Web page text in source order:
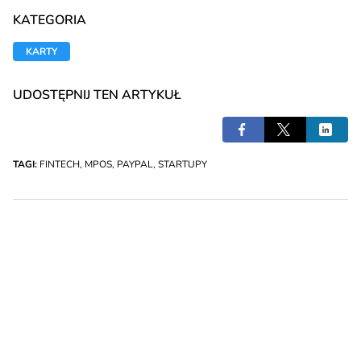
KATEGORIA
KARTY
UDOSTĘPNIJ TEN ARTYKUŁ
TAGI: FINTECH, MPOS, PAYPAL, STARTUPY